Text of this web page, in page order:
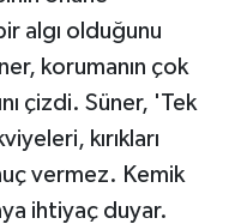
algı olduğunu
korumanın çok
çizdi. Süner, 'Tek
kırıkları
vermez. Kemik
ihtiyaç duyar.